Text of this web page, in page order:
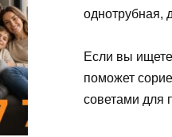
однотрубная,
Если вы
поможет
советами для